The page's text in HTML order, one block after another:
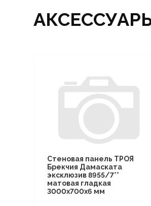
Стеновая панель ТРОЯ
Брекчия Дамаската
эксклюзив 8955/7**
матовая гладкая
3000х700х6 мм